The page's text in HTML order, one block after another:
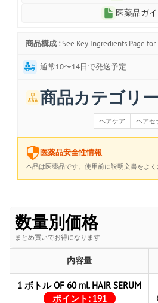
医薬品ガ
商品構成 : See Key Ingredients Page
通常10〜14日で発送予定
商品カテゴリー
ヘアケア ヘアセ
医薬品安全性情報
本品は医薬品です。使用前に説明文書をよく
数量別価格
まとめ買いでお得になります
内容量
1 ボトル OF 60 ml. HAIR SERUM
ポイント: 191